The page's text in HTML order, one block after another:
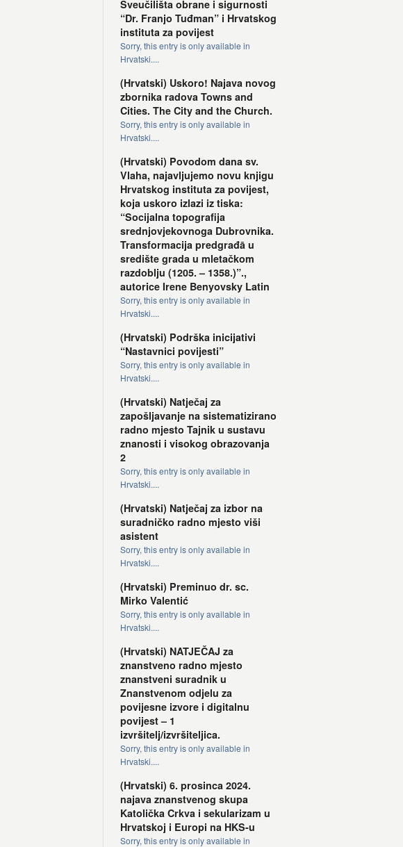
Sveučilišta obrane i sigurnosti
“Dr. Franjo Tuđman” i Hrvatskog
instituta za povijest
Sorry, this entry is only available in
Hrvatski....
(Hrvatski) Uskoro! Najava novog
zbornika radova Towns and
Cities. The City and the Church.
Sorry, this entry is only available in
Hrvatski....
(Hrvatski) Povodom dana sv.
Vlaha, najavljujemo novu knjigu
Hrvatskog instituta za povijest,
koja uskoro izlazi iz tiska:
“Socijalna topografija
srednjovjekovnoga Dubrovnika.
Transformacija predgrađā u
središte grada u mletačkom
razdoblju (1205. – 1358.)”.,
autorice Irene Benyovsky Latin
Sorry, this entry is only available in
Hrvatski....
(Hrvatski) Podrška inicijativi
“Nastavnici povijesti”
Sorry, this entry is only available in
Hrvatski....
(Hrvatski) Natječaj za
zapošljavanje na sistematizirano
radno mjesto Tajnik u sustavu
znanosti i visokog obrazovanja
2
Sorry, this entry is only available in
Hrvatski....
(Hrvatski) Natječaj za izbor na
suradničko radno mjesto viši
asistent
Sorry, this entry is only available in
Hrvatski....
(Hrvatski) Preminuo dr. sc.
Mirko Valentić
Sorry, this entry is only available in
Hrvatski....
(Hrvatski) NATJEČAJ za
znanstveno radno mjesto
znanstveni suradnik u
Znanstvenom odjelu za
povijesne izvore i digitalnu
povijest – 1
izvršitelj/izvršiteljica.
Sorry, this entry is only available in
Hrvatski....
(Hrvatski) 6. prosinca 2024.
najava znanstvenog skupa
Katolička Crkva i sekularizam u
Hrvatskoj i Europi na HKS-u
Sorry, this entry is only available in